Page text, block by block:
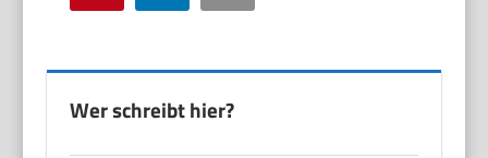
Wer schreibt hier?